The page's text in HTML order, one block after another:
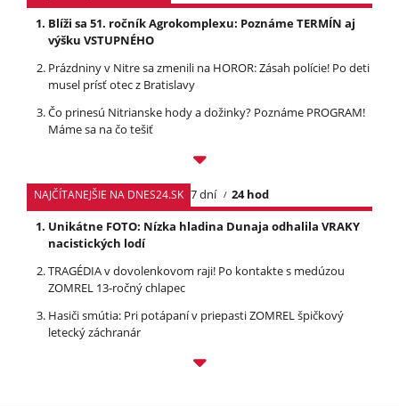
Blíži sa 51. ročník Agrokomplexu: Poznáme TERMÍN aj
výšku VSTUPNÉHO
Prázdniny v Nitre sa zmenili na HOROR: Zásah polície! Po deti
musel prísť otec z Bratislavy
Čo prinesú Nitrianske hody a dožinky? Poznáme PROGRAM!
Máme sa na čo tešiť
NAJČÍTANEJŠIE NA DNES24.SK 7 dní
24 hod
Unikátne FOTO: Nízka hladina Dunaja odhalila VRAKY
nacistických lodí
TRAGÉDIA v dovolenkovom raji! Po kontakte s medúzou
ZOMREL 13-ročný chlapec
Hasiči smútia: Pri potápaní v priepasti ZOMREL špičkový
letecký záchranár